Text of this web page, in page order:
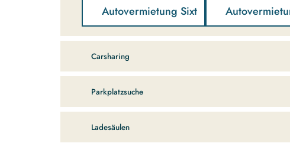
Autovermietung Sixt
Carsharing
Parkplatzsuche
Ladesäulen